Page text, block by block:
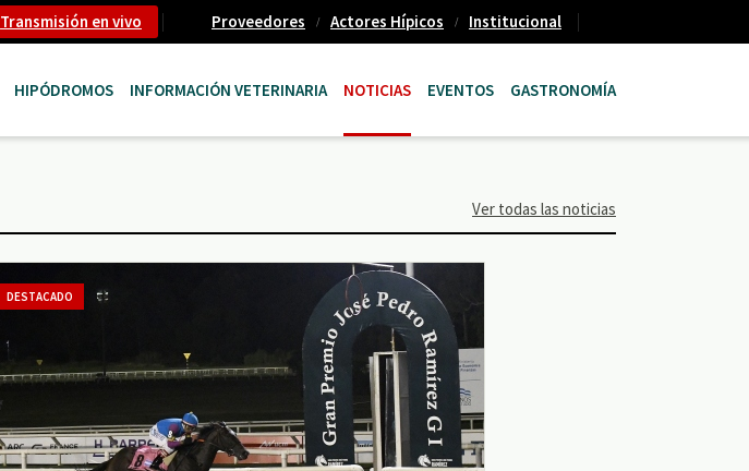
Transmisión en vivo Proveedores Actores Hípicos Institucional
HIPÓDROMOS INFORMACIÓN VETERINARIA NOTICIAS EVENTOS GASTRONOMÍA
Ver todas las noticias
DESTACADO